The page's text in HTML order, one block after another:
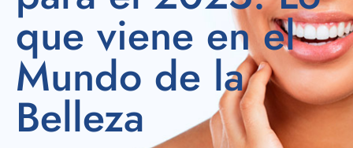
que viene en el
Mundo de la
Belleza